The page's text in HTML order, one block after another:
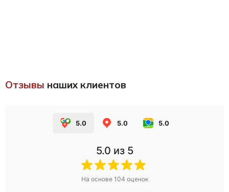
Отзывы наших клиентов
5.0 5.0 5.0
5.0 из 5
На основе 104 оценок